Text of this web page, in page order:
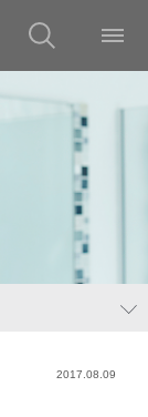
2017.08.09